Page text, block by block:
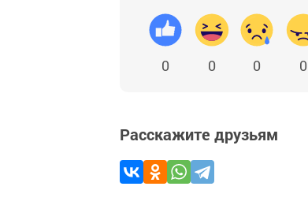
0 0 0 0
Расскажите друзьям